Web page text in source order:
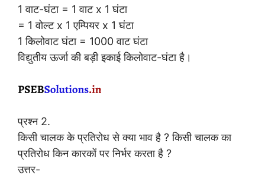
1 वाट-घंटा = 1 वाट x 1 घंटा
= 1 वोल्ट x 1 एम्पियर x 1 घंटा
1 किलोवाट घंटा = 1000 वाट घंटा
विद्युतीय ऊर्जा की बड़ी इकाई किलोवाट-घंटा है।
प्रश्न 2.
किसी चालक के प्रतिरोध से क्या भाव है ? किसी चालक का
प्रतिरोध किन कारकों पर निर्भर करता है ?
उत्तर-